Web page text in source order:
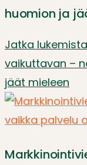
huomion ja
Jatka lukemista
vaikuttavan –
jäät mieleen